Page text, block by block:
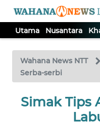
Utama Nusantara
Wahana News NTT
Serba-serbi
Simak Tips
TV
Tutup